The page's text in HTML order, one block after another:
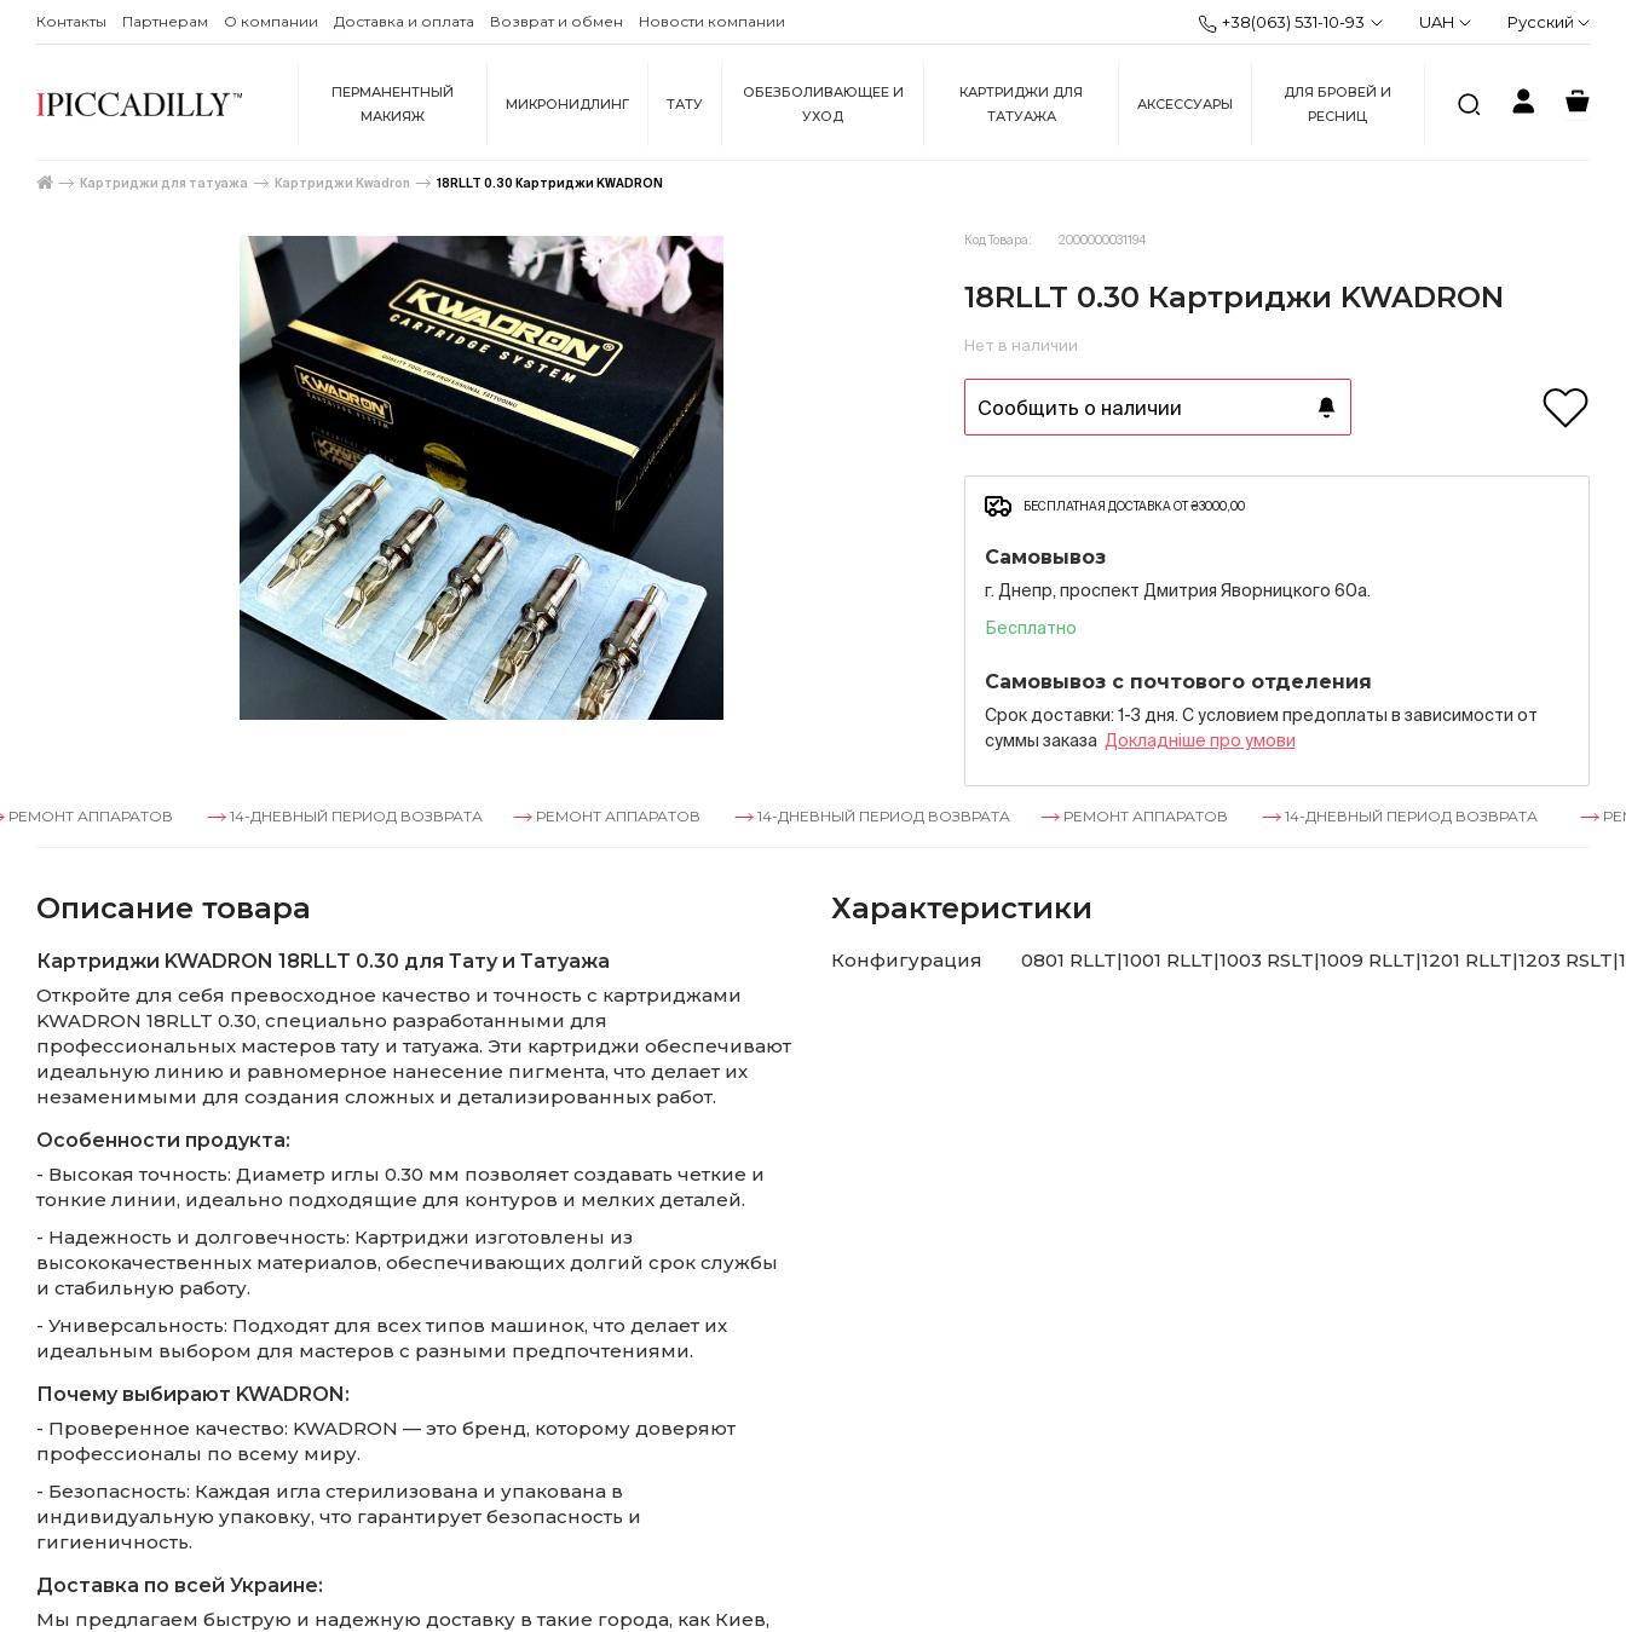
Контакты Партнерам О компании Доставка и оплата Возврат и обмен Новости компании +38(063) 531-10-93 UAH Русский
ПЕРМАНЕНТНЫЙ
МАКИЯЖ
МИКРОНИДЛИНГ ТАТУ
ОБЕЗБОЛИВАЮЩЕЕ И
УХОД
КАРТРИДЖИ ДЛЯ
ТАТУАЖА
АКСЕССУАРЫ
ДЛЯ БРОВЕЙ И
РЕСНИЦ
Картриджи для татуажа Картриджи Kwadron 18RLLT 0.30 Картриджи KWADRON
Код Товара: 2000000031194
18RLLT 0.30 Картриджи KWADRON
Нет в наличии
Сообщить о наличии
БЕСПЛАТНАЯ ДОСТАВКА ОТ ₴3000,00
Самовывоз
г. Днепр, проспект Дмитрия Яворницкого 60а.
Бесплатно
Самовывоз с почтового отделения
Срок доставки: 1-3 дня. С условием предоплаты в зависимости от
суммы заказа Докладнiше про умови
14-ДНЕВНЫЙ ПЕРИОД ВОЗВРАТА РЕМОНТ АППАРАТОВ 14-ДНЕВНЫЙ ПЕРИОД ВОЗВРАТА РЕМОНТ АППАРАТОВ 14-ДНЕВНЫЙ ПЕРИОД ВОЗВРАТА РЕМОНТ
Описание товара
Картриджи KWADRON 18RLLT 0.30 для Тату и Татуажа
Откройте для себя превосходное качество и точность с картриджами
KWADRON 18RLLT 0.30, специально разработанными для
профессиональных мастеров тату и татуажа. Эти картриджи обеспечивают
идеальную линию и равномерное нанесение пигмента, что делает их
незаменимыми для создания сложных и детализированных работ.
Особенности продукта:
- Высокая точность: Диаметр иглы 0.30 мм позволяет создавать четкие и
тонкие линии, идеально подходящие для контуров и мелких деталей.
- Надежность и долговечность: Картриджи изготовлены из
высококачественных материалов, обеспечивающих долгий срок службы
и стабильную работу.
- Универсальность: Подходят для всех типов машинок, что делает их
идеальным выбором для мастеров с разными предпочтениями.
Почему выбирают KWADRON:
- Проверенное качество: KWADRON — это бренд, которому доверяют
профессионалы по всему миру.
- Безопасность: Каждая игла стерилизована и упакована в
индивидуальную упаковку, что гарантирует безопасность и
гигиеничность.
Доставка по всей Украине:
Мы предлагаем быструю и надежную доставку в такие города, как Киев,
Характеристики
Конфигурация 0801 RLLT|1001 RLLT|1003 RSLT|1009 RLLT|1201 RLLT|1203